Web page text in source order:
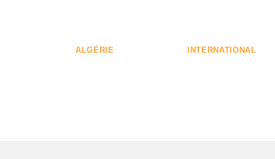
ALGÉRIE INTERNATIONAL